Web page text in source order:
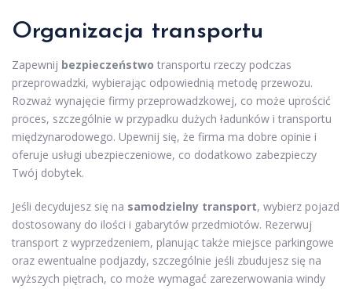
Organizacja transportu
Zapewnij bezpieczeństwo transportu rzeczy podczas
przeprowadzki, wybierając odpowiednią metodę przewozu.
Rozważ wynajęcie firmy przeprowadzkowej, co może uprościć
proces, szczególnie w przypadku dużych ładunków i transportu
międzynarodowego. Upewnij się, że firma ma dobre opinie i
oferuje usługi ubezpieczeniowe, co dodatkowo zabezpieczy
Twój dobytek.
Jeśli decydujesz się na samodzielny transport, wybierz pojazd
dostosowany do ilości i gabarytów przedmiotów. Rezerwuj
transport z wyprzedzeniem, planując także miejsce parkingowe
oraz ewentualne podjazdy, szczególnie jeśli zbudujesz się na
wyższych piętrach, co może wymagać zarezerwowania windy